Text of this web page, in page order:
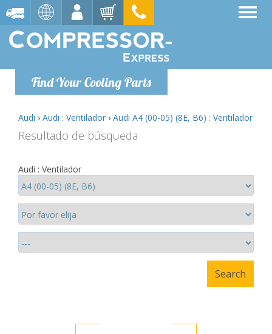
Find Your Cooling Parts
Audi › Audi : Ventilador › Audi A4 (00-05) (8E, B6) : Ventilador
Resultado de búsqueda
Audi : Ventilador